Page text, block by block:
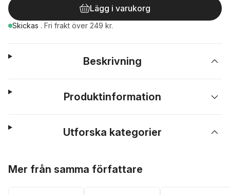
Lägg i varukorg
Skickas . Fri frakt över 249 kr.
Beskrivning
Produktinformation
Utforska kategorier
Mer från samma författare